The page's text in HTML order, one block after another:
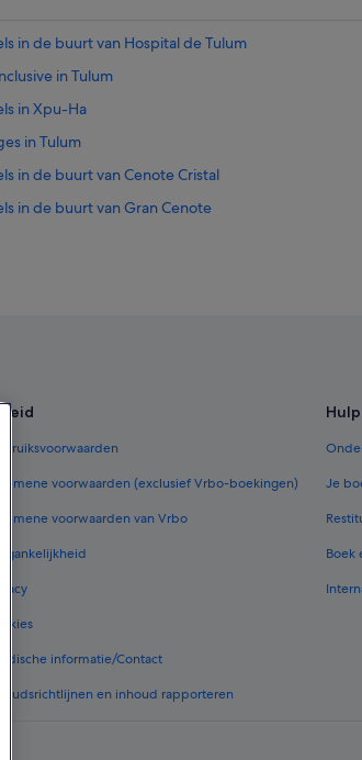
in de buurt van Hospital de Tulum
in Tulum
in Xpu-Ha
in Tulum
in de buurt van Cenote Cristal
in de buurt van Gran Cenote
voorwaarden (exclusief Vrbo-boekingen)
voorwaarden van Vrbo
informatie/Contact
en inhoud rapporteren
Hulp
Je
Boek